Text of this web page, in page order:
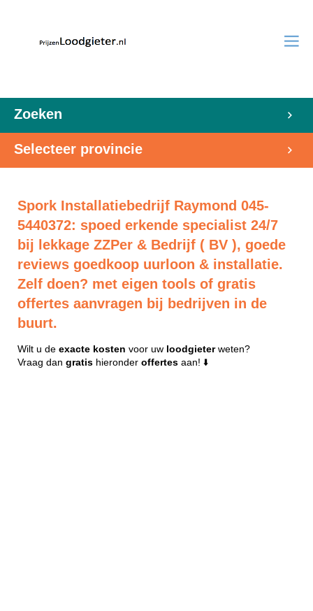
Zoeken
Selecteer provincie
Spork Installatiebedrijf Raymond 045-
5440372: spoed erkende specialist 24/7
bij lekkage ZZPer & Bedrijf ( BV ), goede
reviews goedkoop uurloon & installatie.
Zelf doen? met eigen tools of gratis
offertes aanvragen bij bedrijven in de
buurt.
Wilt u de exacte kosten voor uw loodgieterweten?
Vraag dan gratis hieronder offertes aan! ⬇️